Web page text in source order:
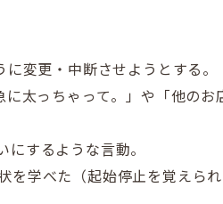
変更・中断させようとする。
太っちゃって。」や「他のお
にするような言動。
学べた（起始停止を覚えら